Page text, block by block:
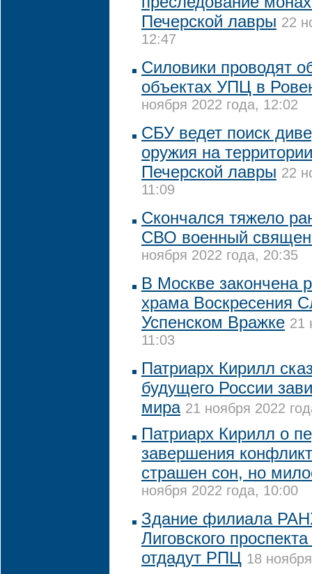
Печерской лавры 22
12:47
Силовики проводят
объектах УПЦ в
ноября 2022 года, 12:02
СБУ ведет поиск
оружия на
Печерской лавры 22
11:09
Скончался тяжело
СВО военный
ноября 2022 года, 20:35
В Москве закончена
храма Воскресения
Успенском Вражке 21
11:03
Патриарх Кирилл
будущего России
мира 21 ноября 2022
Патриарх Кирилл о
завершения
страшен сон, но
ноября 2022 года, 10:00
Здание филиала
Лиговского
отдадут РПЦ 18